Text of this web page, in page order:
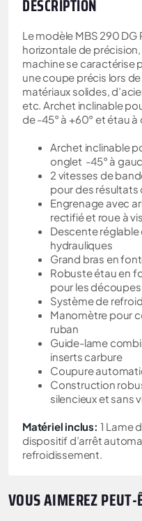
DESCRIPTION
Le modèle MBS 290 DG
horizontale de
machine se caractérise
une coupe précis lors
matériaux solides,
etc. Archet inclinable
de -45° à +60° et étau
Archet inclinable
onglet -45° à
2 vitesses de
pour des
Engrenage avec
rectifié et roue à
Descente réglable
hydrauliques
Grand bras en
Robuste étau en
pour les découpes
Système de
Manomètre pour
ruban
Guide-lame
inserts carbure
Coupure
Construction
silencieux et sans
Matériel inclus: 1 Lame
dispositif d’arrêt
refroidissement.
VOUS AIMEREZ